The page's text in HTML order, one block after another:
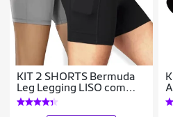
KIT 2 SHORTS Bermuda
Leg Legging LISO com
BOLSO Suplex Reforçado
Fitness Academia Yoga